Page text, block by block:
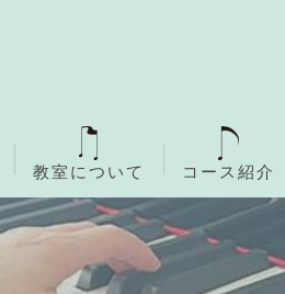
教室について コース紹介
無料体験レッ